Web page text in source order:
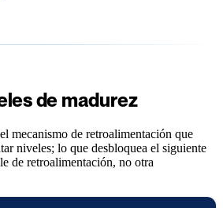
de madurez
mecanismo de retroalimentación que
niveles; lo que desbloquea el siguiente
de retroalimentación, no otra